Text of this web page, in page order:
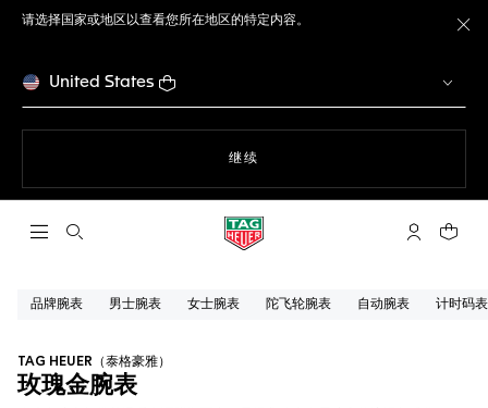
请选择国家或地区以查看您所在地区的特定内容。
United States
继续
打开搜索 My TAG您的